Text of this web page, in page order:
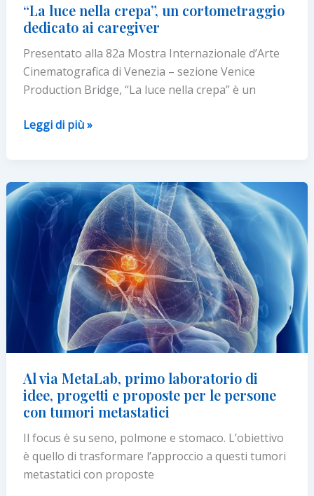
“La luce nella crepa”, un cortometraggio
dedicato ai caregiver
Presentato alla 82a Mostra Internazionale d’Arte
Cinematografica di Venezia – sezione Venice
Production Bridge, “La luce nella crepa” è un
“La
crepa”,
un
cortometraggio
dedicato
caregiver
Leggi di più »
Al via MetaLab, primo laboratorio di
idee, progetti e proposte per le persone
con tumori metastatici
Il focus è su seno, polmone e stomaco. L’obiettivo
è quello di trasformare l’approccio a questi tumori
metastatici con proposte